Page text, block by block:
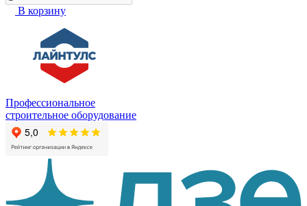
В корзину
Профессиональное
строительное оборудование